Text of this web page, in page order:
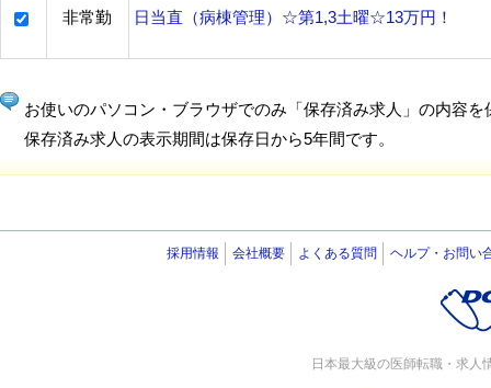
非常勤 日当直（病棟管理）☆第1,3土曜☆13万円！
お使いのパソコン・ブラウザでのみ「保存済み求人」の内容を
保存済み求人の表示期間は保存日から5年間です。
採用情報 会社概要 よくある質問 ヘルプ・お問い
日本最大級の医師転職・求人